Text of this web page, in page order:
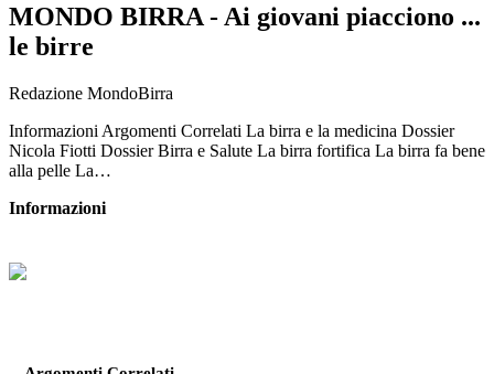
MONDO BIRRA - Ai giovani piacciono ...
le birre
Redazione MondoBirra
Informazioni Argomenti Correlati La birra e la medicina Dossier
Nicola Fiotti Dossier Birra e Salute La birra fortifica La birra fa bene
alla pelle La…
Informazioni